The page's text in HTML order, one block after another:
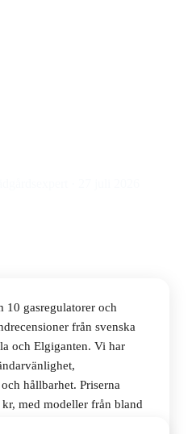
10 gasregulatorer och
från svenska
och Elgiganten. Vi har
hållbarhet. Priserna
med modeller från bland